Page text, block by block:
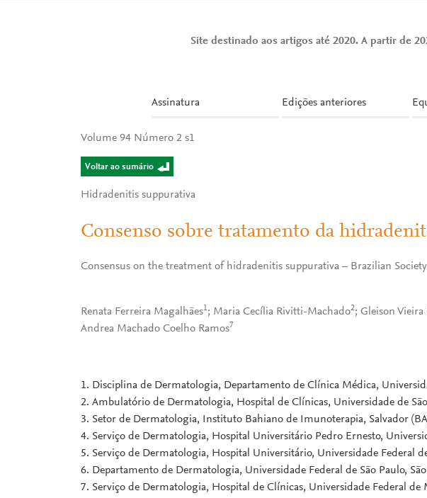
Site destinado aos artigos até 2020. A partir de
Assinatura Edições anteriores
Volume 94 Número 2 s1
Voltar ao sumário
Hidradenitis suppurativa
Consenso sobre tratamento da
Consensus on the treatment of hidradenitis suppurativa – Brazilian
Renata Ferreira Magalhães1; Maria Cecília Rivitti-Machado2; Gleison
Andrea Machado Coelho Ramos7
1. Disciplina de Dermatologia, Departamento de Clínica Médica,
2. Ambulatório de Dermatologia, Hospital de Clínicas, Universidade de São
3. Setor de Dermatologia, Instituto Bahiano de Imunoterapia, Salvador
4. Serviço de Dermatologia, Hospital Universitário Pedro Ernesto,
5. Serviço de Dermatologia, Hospital Universitário, Universidade Federal
6. Departamento de Dermatologia, Universidade Federal de São Paulo, São
7. Serviço de Dermatologia, Hospital de Clínicas, Universidade Federal de